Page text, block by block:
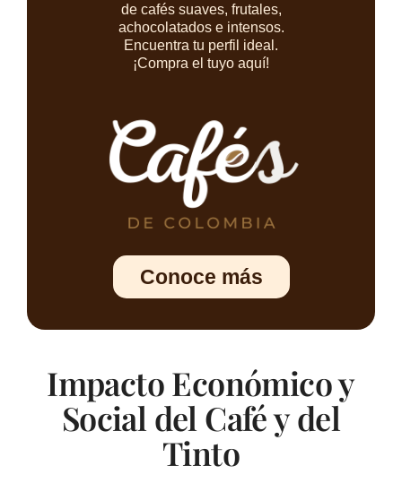
de cafés suaves, frutales,
achocolatados e intensos.
Encuentra tu perfil ideal.
¡Compra el tuyo aquí!
Conoce más
Impacto Económico y
Social del Café y del
Tinto